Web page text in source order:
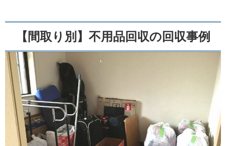
【間取り別】不用品回収の回収事例